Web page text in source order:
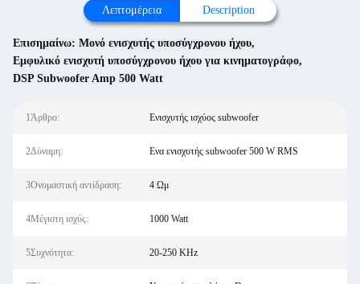
Λεπτομέρεια Description
Επισημαίνω: Μονό ενισχυτής υποσύγχρονου ήχου,
Εμφυλικό ενισχυτή υποσύγχρονου ήχου για κινηματογράφο,
DSP Subwoofer Amp 500 Watt
1Άρθρο: Ενισχυτής ισχύος subwoofer
2Δύναμη: Ενα ενισχυτής subwoofer 500 W RMS
3Ονομαστική αντίδραση: 4 Ωμ
4Μέγιστη ισχύς: 1000 Watt
5Συχνότητα: 20-250 KHz